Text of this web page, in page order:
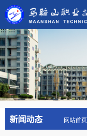
新闻动态 网站首页